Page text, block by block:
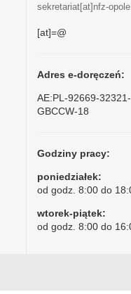
sekretariat[at]nfz-
[at]=@
Adres e-doręczeń:
AE:PL-92669-32321-
GBCCW-18
Godziny pracy:
poniedziałek:
od godz. 8:00 do
wtorek-piątek:
od godz. 8:00 do